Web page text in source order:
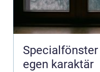
egen karaktär